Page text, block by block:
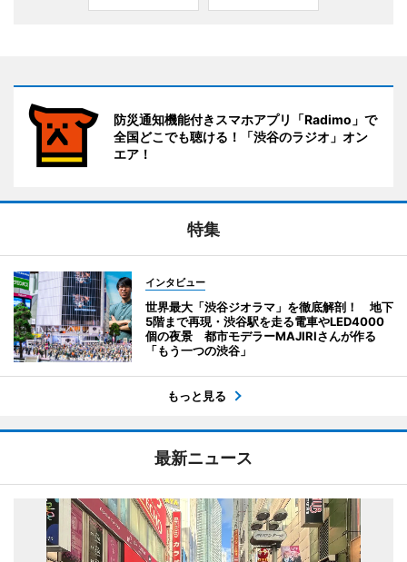
防災通知機能付きスマホアプリ「Radimo」で
全国どこでも聴ける！「渋谷のラジオ」オン
エア！
特集
インタビュー
世界最大「渋谷ジオラマ」を徹底解剖！ 地下
5階まで再現・渋谷駅を走る電車やLED4000
個の夜景 都市モデラーMAJIRIさんが作る
「もう一つの渋谷」
もっと見る
最新ニュース